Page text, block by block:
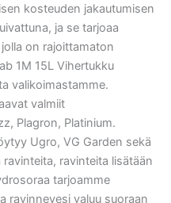
kosteuden jakautumisen
ja se tarjoaa
on rajoittamaton
1M 15L Vihertukku
valikoimastamme.
valmiit
Plagron, Platinium.
Ugro, VG Garden sekä
ravinteita lisätään
tarjoamme
ravinnevesi valuu suoraan